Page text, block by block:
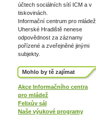
účtech sociálních sítí ICM a v
tiskovinách.
Informační centrum pro mládež
Uherské Hradiště nenese
odpovědnost za záznamy
pořízené a zveřejněné jinými
subjekty.
Mohlo by tě zajímat
Akce Informačního centra
pro mládež
Felixův sál
Naše výukové programy